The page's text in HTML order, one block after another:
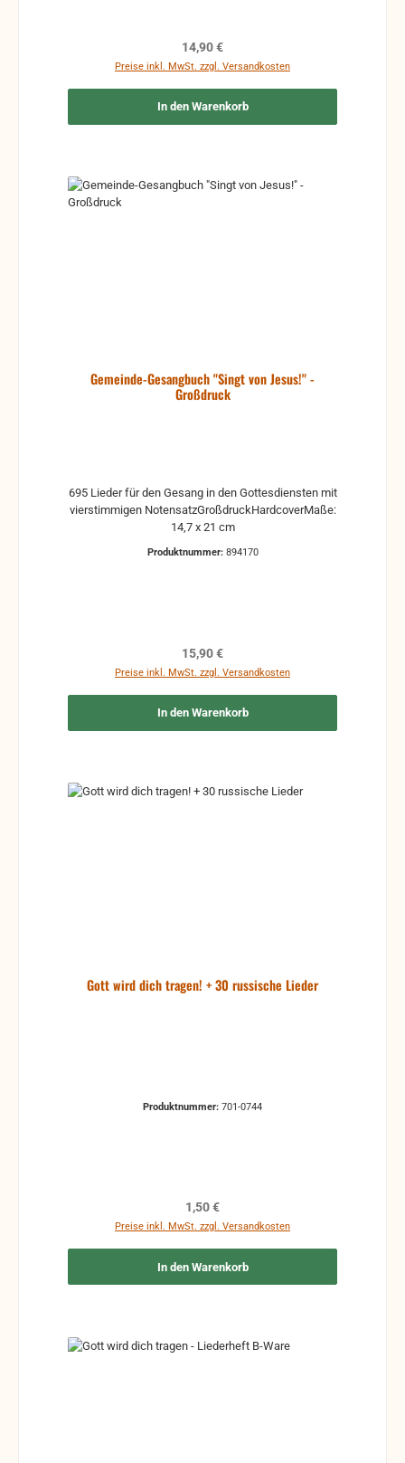
Regulärer Preis:
14,90 €
Preise inkl. MwSt. zzgl. Versandkosten
In den Warenkorb
Gemeinde-Gesangbuch "Singt von Jesus!" -
Großdruck
695 Lieder für den Gesang in den Gottesdiensten mit
vierstimmigen NotensatzGroßdruckHardcoverMaße:
14,7 x 21 cm
Produktnummer: 894170
Regulärer Preis:
15,90 €
Preise inkl. MwSt. zzgl. Versandkosten
In den Warenkorb
Gott wird dich tragen! + 30 russische Lieder
Produktnummer: 701-0744
Regulärer Preis:
1,50 €
Preise inkl. MwSt. zzgl. Versandkosten
In den Warenkorb